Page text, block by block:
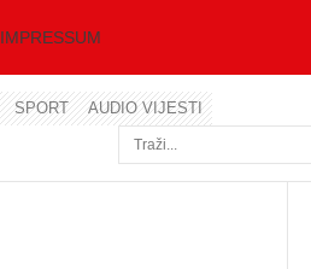
IMPRESSUM
SPORT AUDIO VIJESTI